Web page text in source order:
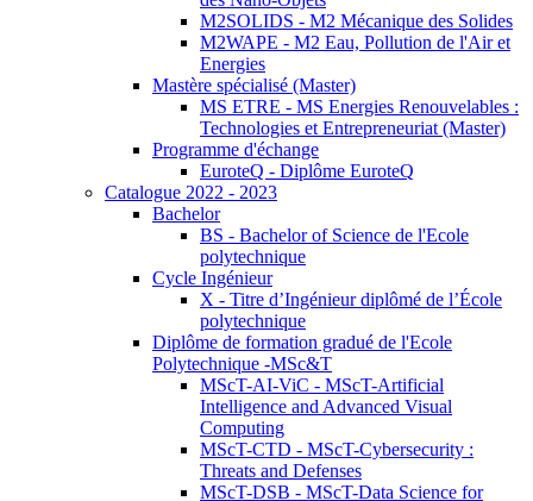
M2SOLIDS - M2 Mécanique des Solides
M2WAPE - M2 Eau, Pollution de l'Air et
Energies
Mastère spécialisé (Master)
MS ETRE - MS Energies Renouvelables :
Technologies et Entrepreneuriat (Master)
Programme d'échange
EuroteQ - Diplôme EuroteQ
Catalogue 2022 - 2023
Bachelor
BS - Bachelor of Science de l'Ecole
polytechnique
Cycle Ingénieur
X - Titre d’Ingénieur diplômé de l’École
polytechnique
Diplôme de formation gradué de l'Ecole
Polytechnique -MSc&T
MScT-AI-ViC - MScT-Artificial
Intelligence and Advanced Visual
Computing
MScT-CTD - MScT-Cybersecurity :
Threats and Defenses
MScT-DSB - MScT-Data Science for